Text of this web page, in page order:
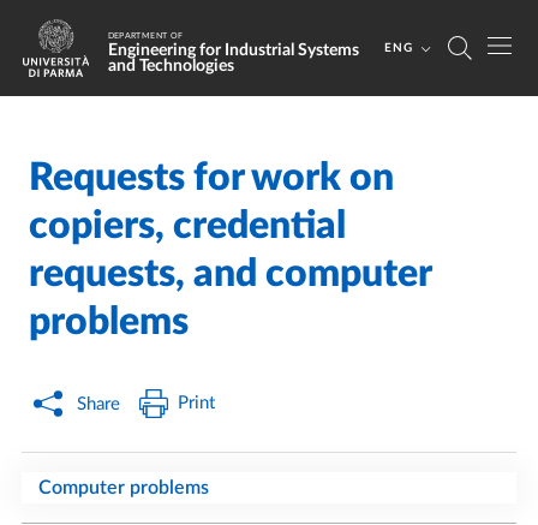
Skip to main content
Skip to footer
DEPARTMENT OF
Engineering for Industrial Systems
and Technologies
ENG
Home /
Requests for work on
copiers, credential
requests, and computer
problems
Share Print
Computer problems